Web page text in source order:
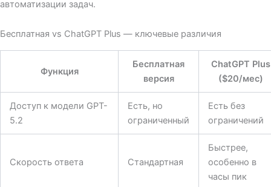
автоматизации задач.
Бесплатная vs ChatGPT Plus — ключевые различия
Функция
Бесплатная
версия
ChatGPT Plus
($20/мес)
Доступ к модели GPT-
5.2
Есть, но
ограниченный
Есть без
ограничений
Скорость ответа Стандартная
Быстрее,
особенно в
часы пик